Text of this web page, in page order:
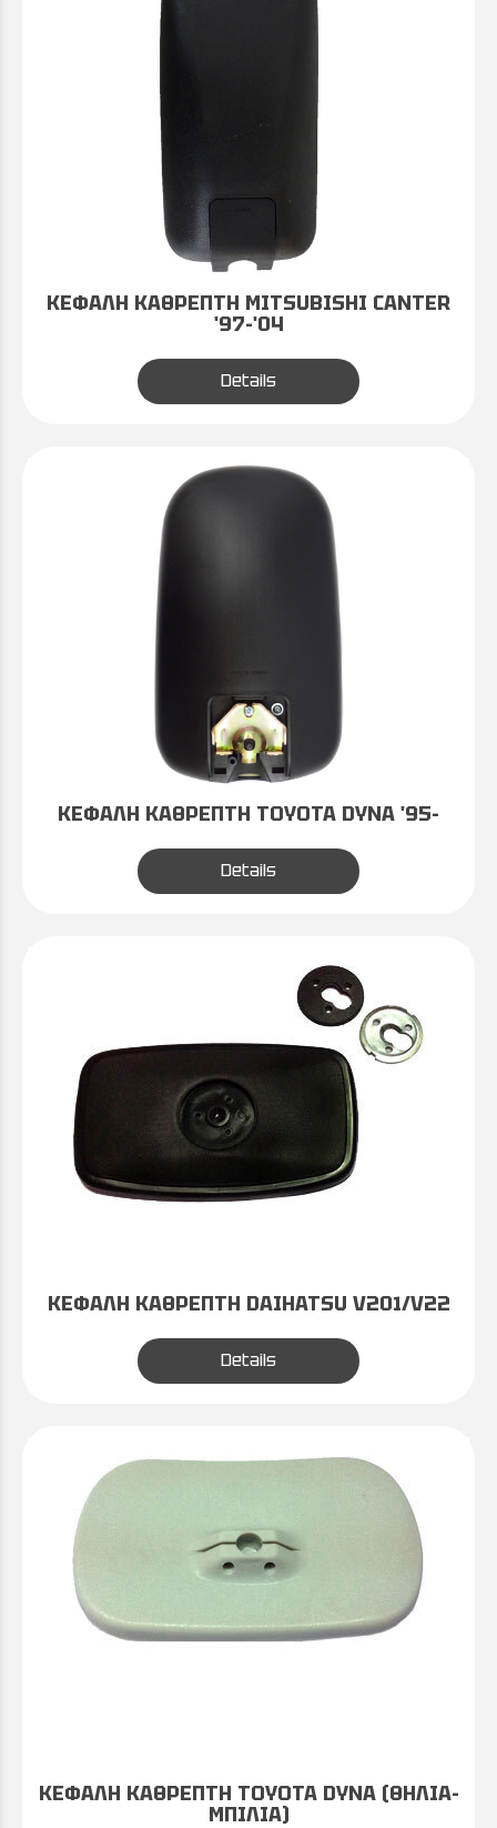
ΚΕΦΑΛΗ ΚΑΘΡΕΠΤΗ MITSUBISHI CANTER
'97-'04
Details
ΚΕΦΑΛΗ KAΘPΕΠΤΗ TOYOTA DYNA '95-
Details
ΚΕΦΑΛΗ ΚΑΘΡΕΠΤΗ DAIHATSU V201/V22
Details
ΚΕΦΑΛΗ ΚΑΘΡΕΠΤΗ TOYOTA DYNA (ΘΗΛΙΑ-
ΜΠΙΛΙΑ)